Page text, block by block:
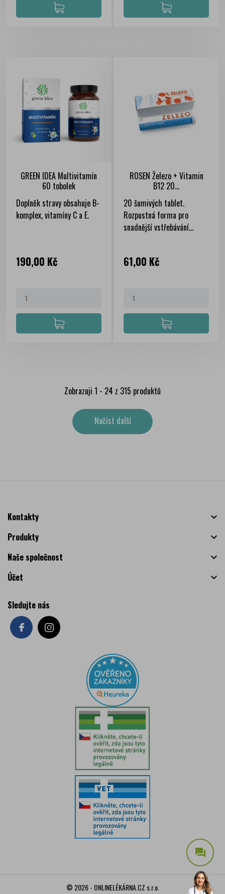
GREEN IDEA Multivitamín
60 tobolek
Doplněk stravy obsahuje B-
komplex, vitamíny C a E.
Cena
190,00 Kč
ROSEN Železo + Vitamin
B12 20...
20 šumivých tablet.
Rozpustná forma pro
snadnější vstřebávání...
Cena
61,00 Kč
Zobrazuji 1 - 24 z 315 produktů
Načíst další
Kontakty

Produkty

Naše společnost

Účet

Sledujte nás
question_answer
© 2026 - ONLINELÉKÁRNA.CZ s.r.o.